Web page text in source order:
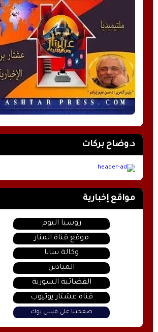
د.وضاح بركات
مواقع إخبارية
روسيا اليوم
موقع قناة المنار
وكالة سانا
الميادين
الفضائية السورية
قناة عشتار يوتيوب
صفحتنا على فيس بوك